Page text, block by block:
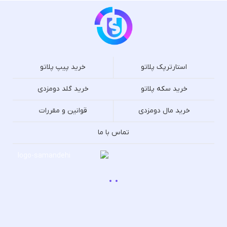
استارترپک پلاتو خرید پیپ پلاتو
خرید سکه پلاتو خرید گلد دومزدی
خرید مال دومزدی قوانین و مقررات
تماس با ما